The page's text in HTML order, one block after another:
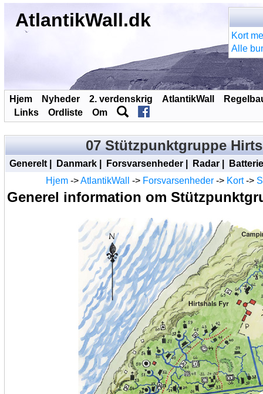
AtlantikWall.dk
Kort
Alle
Hjem Nyheder 2. verdenskrig AtlantikWall
Links
Ordliste Om
07 Stützpunktgruppe
Generelt| Danmark| Forsvarsenheder| Radar|
Hjem->AtlantikWall -> Forsvarsenheder-> Kort->
Generel information om